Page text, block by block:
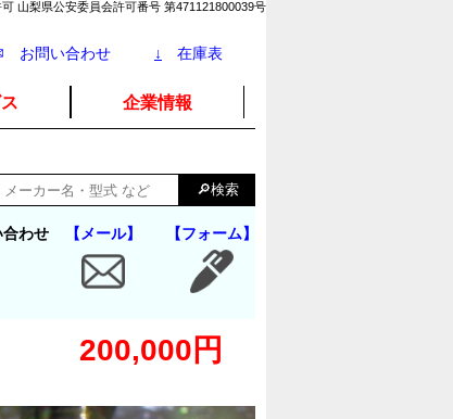
山梨県公安委員会許可番号 第471121800039号
お問い合わせ ↓ 在庫表
企業情報
合わせ 【メール】 【フォーム】
200,000円